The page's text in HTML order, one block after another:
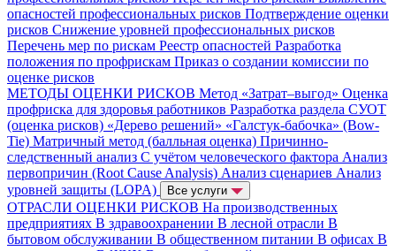
опасностей профессиональных рисков Подтверждение оценки
рисков Снижение уровней профессиональных рисков
Перечень мер по рискам Реестр опасностей Разработка
положения по профрискам Приказ о создании комиссии по
оценке рисков
МЕТОДЫ ОЦЕНКИ РИСКОВ Метод «Затрат–выгод» Оценка
профриска для здоровья работников Разработка раздела СУОТ
(оценка рисков) «Дерево решений» «Галстук-бабочка» (Bow-
Tie) Матричный метод (балльная оценка) Причинно-
следственный анализ С учётом человеческого фактора Анализ
первопричин (Root Cause Analysis) Анализ сценариев Анализ
уровней защиты (LOPA)
Все услуги
ОТРАСЛИ ОЦЕНКИ РИСКОВ На производственных
предприятиях В здравоохранении В лесной отрасли В
бытовом обслуживании В общественном питании В офисах В